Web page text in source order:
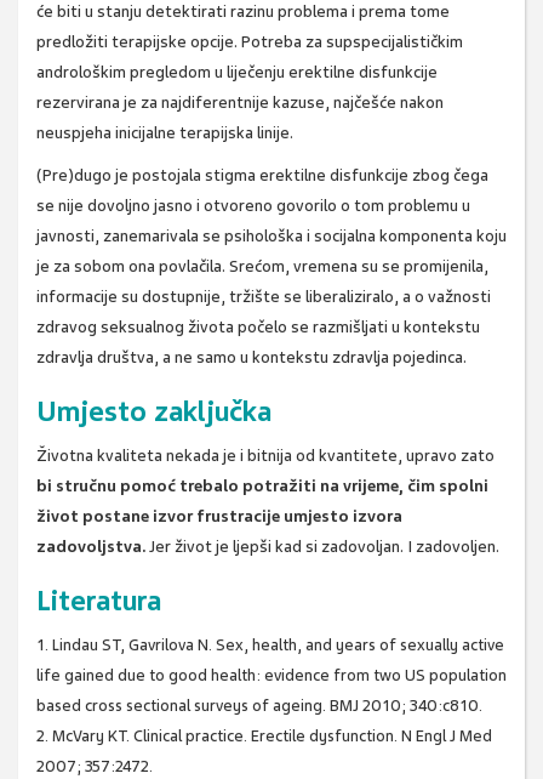
će biti u stanju detektirati razinu problema i prema tome
predložiti terapijske opcije. Potreba za supspecijalističkim
androloškim pregledom u liječenju erektilne disfunkcije
rezervirana je za najdiferentnije kazuse, najčešće nakon
neuspjeha inicijalne terapijska linije.
(Pre)dugo je postojala stigma erektilne disfunkcije zbog čega
se nije dovoljno jasno i otvoreno govorilo o tom problemu u
javnosti, zanemarivala se psihološka i socijalna komponenta koju
je za sobom ona povlačila. Srećom, vremena su se promijenila,
informacije su dostupnije, tržište se liberaliziralo, a o važnosti
zdravog seksualnog života počelo se razmišljati u kontekstu
zdravlja društva, a ne samo u kontekstu zdravlja pojedinca.
Umjesto zaključka
Životna kvaliteta nekada je i bitnija od kvantitete, upravo zato
bi stručnu pomoć trebalo potražiti na vrijeme, čim spolni
život postane izvor frustracije umjesto izvora
zadovoljstva.Jer život je ljepši kad si zadovoljan. I zadovoljen.
Literatura
1. Lindau ST, Gavrilova N. Sex, health, and years of sexually active
life gained due to good health: evidence from two US population
based cross sectional surveys of ageing. BMJ 2010; 340:c810.
2. McVary KT. Clinical practice. Erectile dysfunction. N Engl J Med
2007; 357:2472.